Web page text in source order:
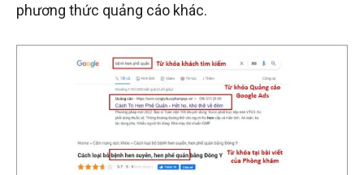
phương thức quảng cáo khác.